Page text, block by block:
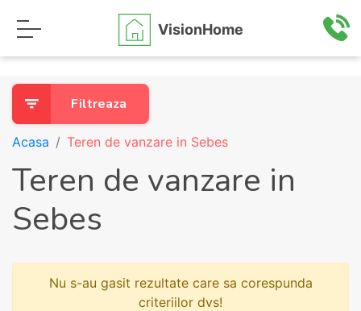
VisionHome
Filtreaza
Acasa Teren de vanzare in Sebes
Teren de vanzare in
Sebes
Nu s-au gasit rezultate care sa corespunda
criteriilor dvs!